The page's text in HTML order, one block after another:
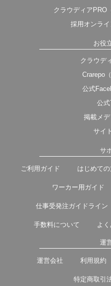
クラウディアPRO
採用オンラ
お役
クラウデ
Crarepo
公式
公
掲載メ
サイ
サ
ご利用ガイド はじめて
ワーカー用ガイド
仕事受発注ガイドライン
手数料について よ
運
運営会社 利用規約
特定商取引